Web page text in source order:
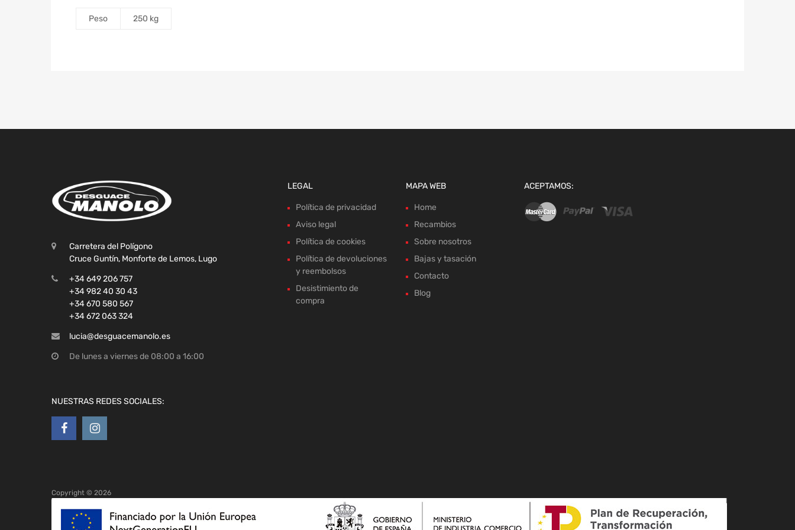
Peso 250 kg
Carretera del Polígono
Cruce Guntín, Monforte de Lemos, Lugo
+34 649 206 757
+34 982 40 30 43
+34 670 580 567
+34 672 063 324
lucia@desguacemanolo.es
De lunes a viernes de 08:00 a 16:00
NUESTRAS REDES SOCIALES:
LEGAL
Política de privacidad
Aviso legal
Política de cookies
Política de devoluciones
y reembolsos
Desistimiento de
compra
MAPA WEB
Home
Recambios
Sobre nosotros
Bajas y tasación
Contacto
Blog
ACEPTAMOS:
Copyright © 2026